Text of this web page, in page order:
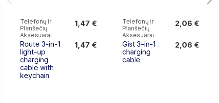
Telefonų ir
Planšečių
Aksesuarai
Route 3-in-1
light-up
charging
cable with
keychain
1,47 €
1,47 €
Telefonų ir
Planšečių
Aksesuarai
Gist 3-in-1
charging
cable
2,06 €
2,06 €